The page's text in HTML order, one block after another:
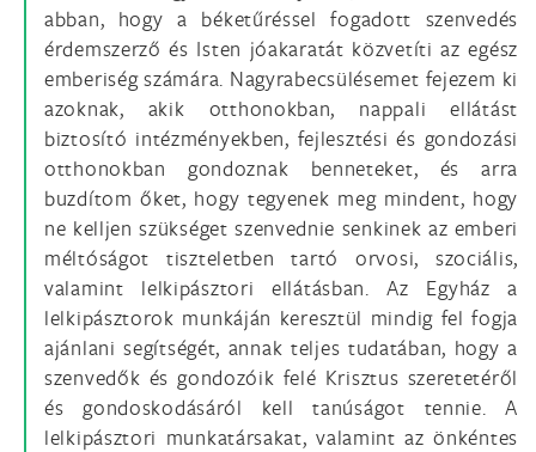
abban, hogy a béketűréssel fogadott szenvedés
érdemszerző és Isten jóakaratát közvetíti az egész
emberiség számára. Nagyrabecsülésemet fejezem ki
azoknak, akik otthonokban, nappali ellátást
biztosító intézményekben, fejlesztési és gondozási
otthonokban gondoznak benneteket, és arra
buzdítom őket, hogy tegyenek meg mindent, hogy
ne kelljen szükséget szenvednie senkinek az emberi
méltóságot tiszteletben tartó orvosi, szociális,
valamint lelkipásztori ellátásban. Az Egyház a
lelkipásztorok munkáján keresztül mindig fel fogja
ajánlani segítségét, annak teljes tudatában, hogy a
szenvedők és gondozóik felé Krisztus szeretetéről
és gondoskodásáról kell tanúságot tennie. A
lelkipásztori munkatársakat, valamint az önkéntes